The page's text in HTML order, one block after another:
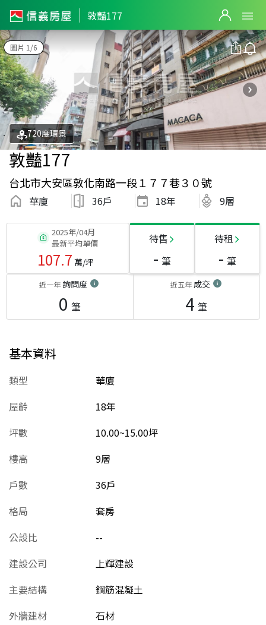
敦豔177
圖片 1/6
720度環景
敦豔177
台北市大安區敦化南路一段１７７巷３０號
華廈 36戶 18年 9層
2025年/04月
最新平均單價
107.7 萬/坪
待售
- 筆
待租
- 筆
近一年詢問度
0 筆
近五年成交
4 筆
基本資料
類型
華廈
屋齡
18年
坪數
10.00~15.00坪
樓高
9層
戶數
36戶
格局
套房
公設比
--
建設公司
上輝建設
主要結構
鋼筋混凝土
外牆建材
石材